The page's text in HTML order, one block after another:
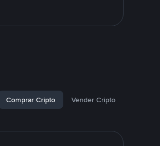
Comprar Cripto Vender Cripto